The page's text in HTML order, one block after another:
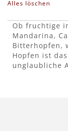
Alles löschen
Ob fruchtige
Mandarina,
Bitterhopfen,
Hopfen ist
unglaubliche